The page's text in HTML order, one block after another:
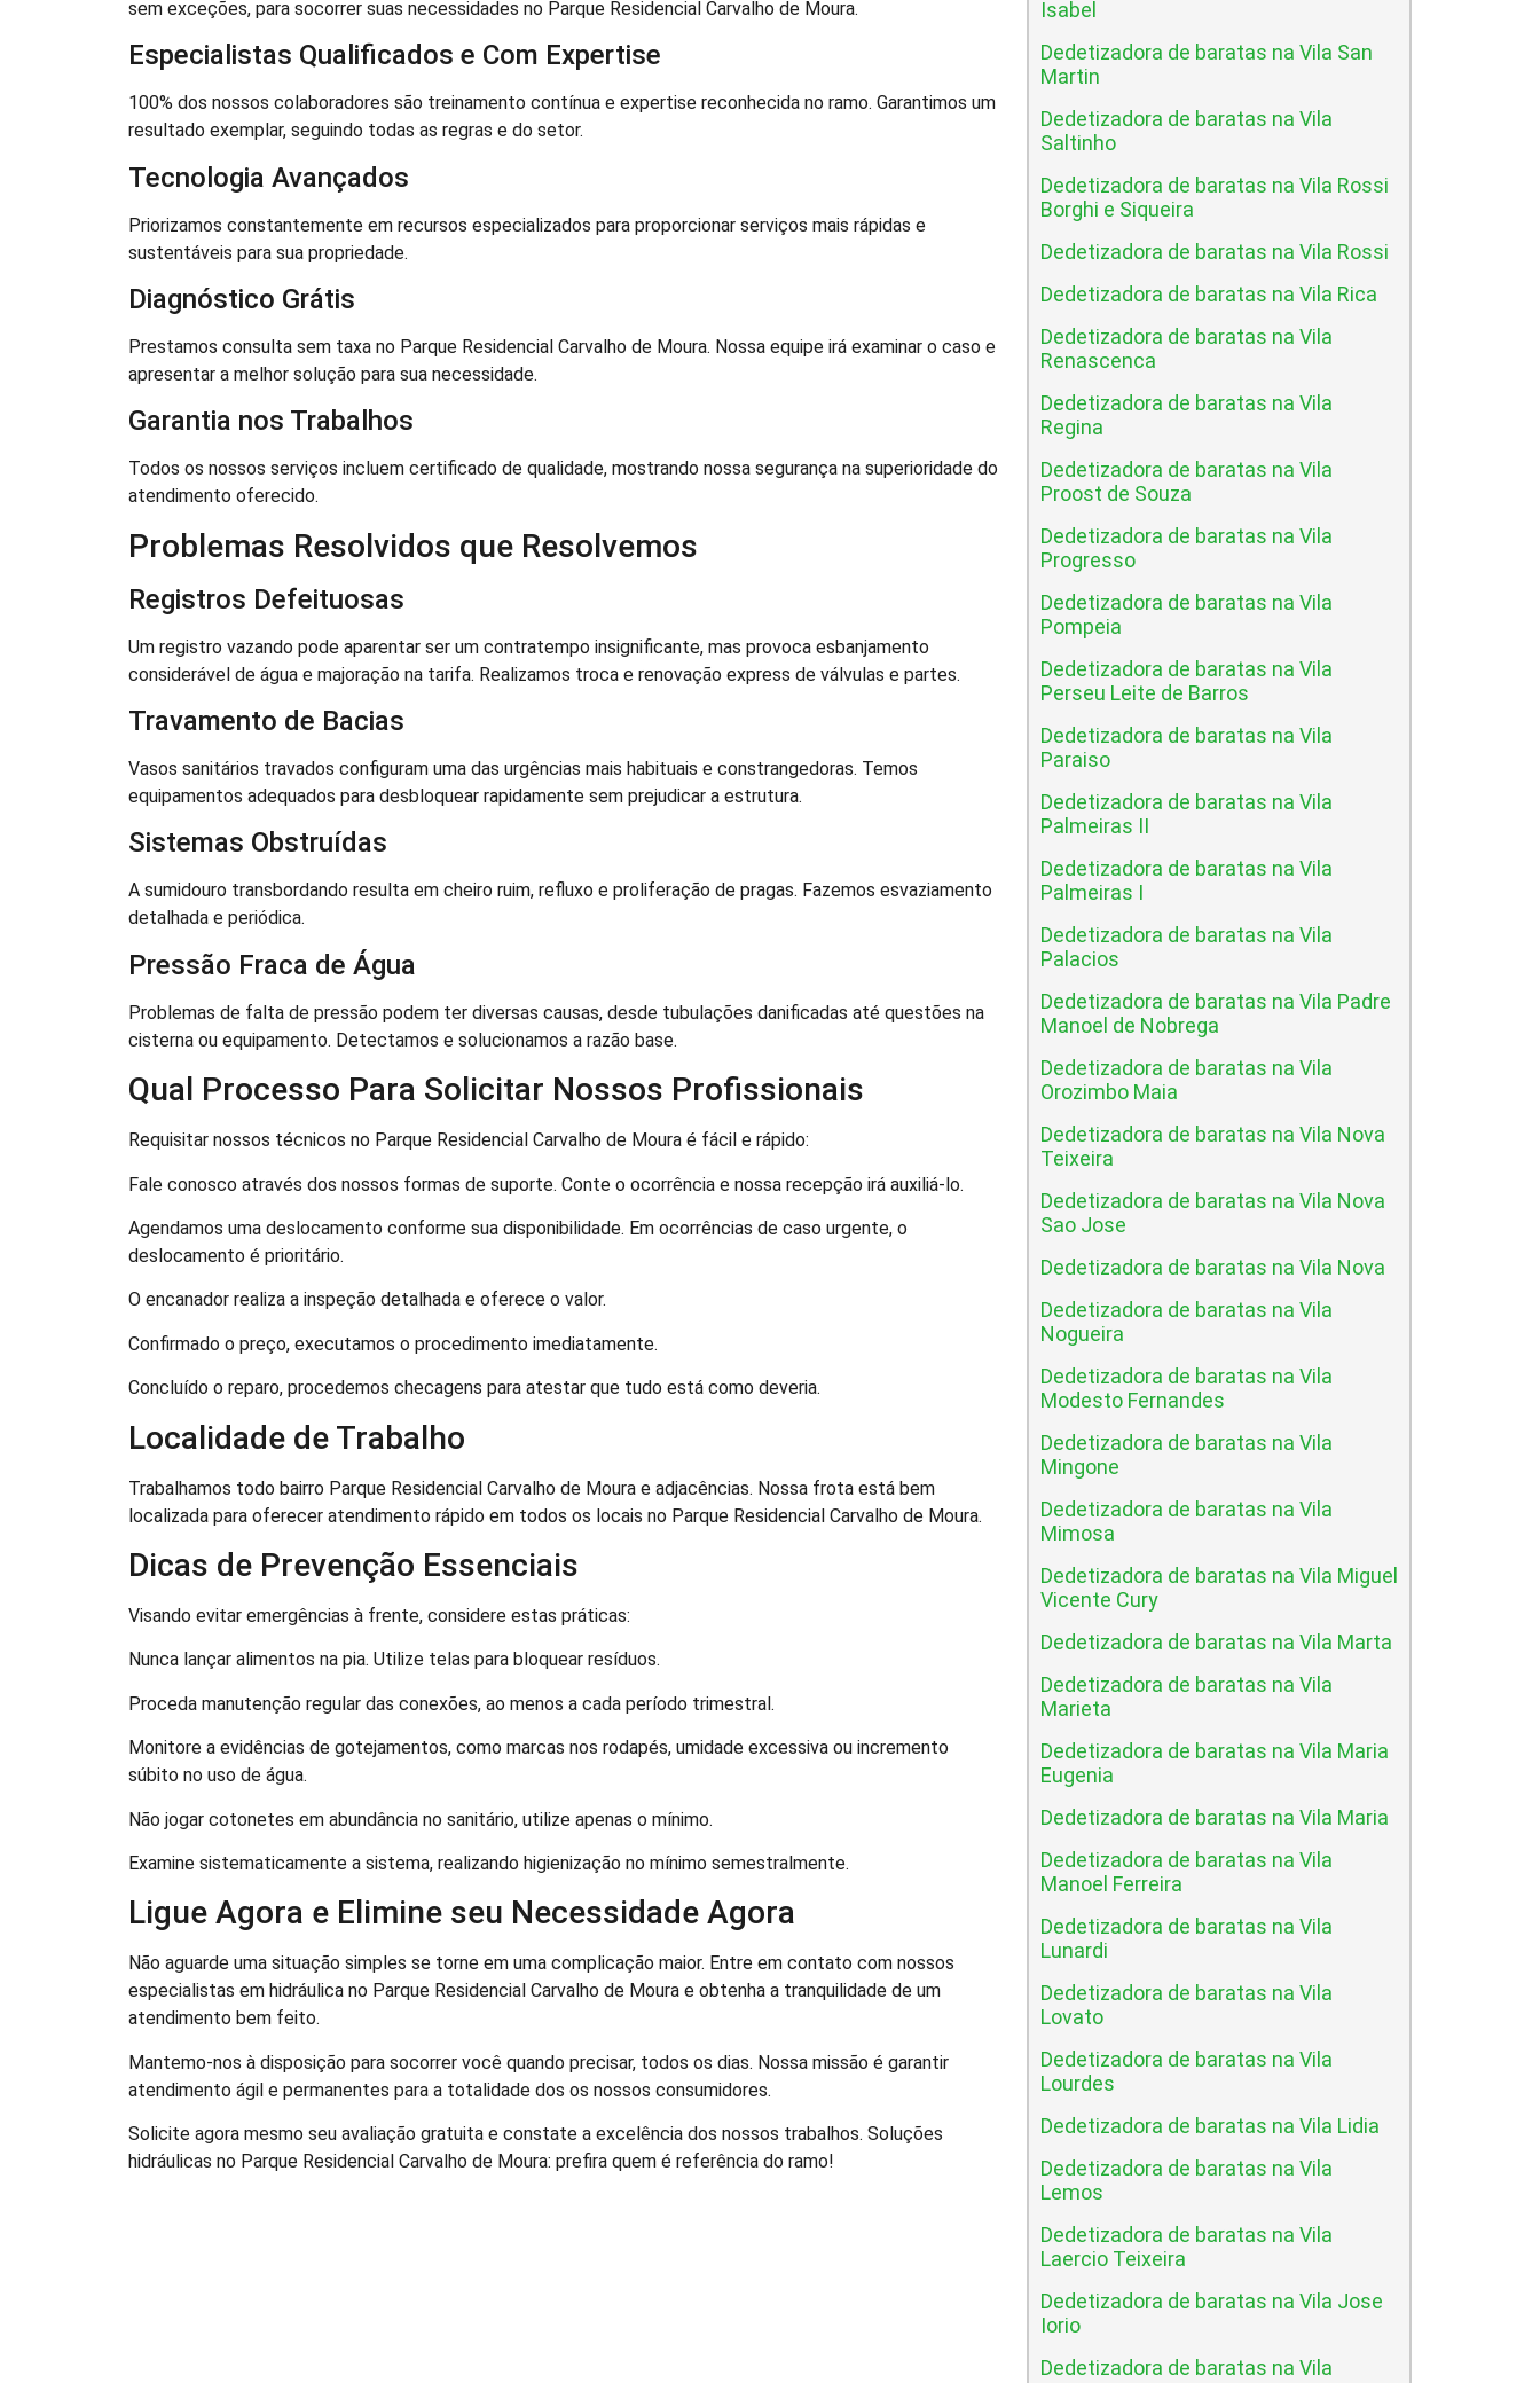
sem exceções, para socorrer suas necessidades no Parque Residencial Carvalho de Moura.
Especialistas Qualificados e Com Expertise
100% dos nossos colaboradores são treinamento contínua e expertise reconhecida no ramo. Garantimos um
resultado exemplar, seguindo todas as regras e do setor.
Tecnologia Avançados
Priorizamos constantemente em recursos especializados para proporcionar serviços mais rápidas e
sustentáveis para sua propriedade.
Diagnóstico Grátis
Prestamos consulta sem taxa no Parque Residencial Carvalho de Moura. Nossa equipe irá examinar o caso e
apresentar a melhor solução para sua necessidade.
Garantia nos Trabalhos
Todos os nossos serviços incluem certificado de qualidade, mostrando nossa segurança na superioridade do
atendimento oferecido.
Problemas Resolvidos que Resolvemos
Registros Defeituosas
Um registro vazando pode aparentar ser um contratempo insignificante, mas provoca esbanjamento
considerável de água e majoração na tarifa. Realizamos troca e renovação express de válvulas e partes.
Travamento de Bacias
Vasos sanitários travados configuram uma das urgências mais habituais e constrangedoras. Temos
equipamentos adequados para desbloquear rapidamente sem prejudicar a estrutura.
Sistemas Obstruídas
A sumidouro transbordando resulta em cheiro ruim, refluxo e proliferação de pragas. Fazemos esvaziamento
detalhada e periódica.
Pressão Fraca de Água
Problemas de falta de pressão podem ter diversas causas, desde tubulações danificadas até questões na
cisterna ou equipamento. Detectamos e solucionamos a razão base.
Qual Processo Para Solicitar Nossos Profissionais
Requisitar nossos técnicos no Parque Residencial Carvalho de Moura é fácil e rápido:
Fale conosco através dos nossos formas de suporte. Conte o ocorrência e nossa recepção irá auxiliá-lo.
Agendamos uma deslocamento conforme sua disponibilidade. Em ocorrências de caso urgente, o
deslocamento é prioritário.
O encanador realiza a inspeção detalhada e oferece o valor.
Confirmado o preço, executamos o procedimento imediatamente.
Concluído o reparo, procedemos checagens para atestar que tudo está como deveria.
Localidade de Trabalho
Trabalhamos todo bairro Parque Residencial Carvalho de Moura e adjacências. Nossa frota está bem
localizada para oferecer atendimento rápido em todos os locais no Parque Residencial Carvalho de Moura.
Dicas de Prevenção Essenciais
Visando evitar emergências à frente, considere estas práticas:
Nunca lançar alimentos na pia. Utilize telas para bloquear resíduos.
Proceda manutenção regular das conexões, ao menos a cada período trimestral.
Monitore a evidências de gotejamentos, como marcas nos rodapés, umidade excessiva ou incremento
súbito no uso de água.
Não jogar cotonetes em abundância no sanitário, utilize apenas o mínimo.
Examine sistematicamente a sistema, realizando higienização no mínimo semestralmente.
Ligue Agora e Elimine seu Necessidade Agora
Não aguarde uma situação simples se torne em uma complicação maior. Entre em contato com nossos
especialistas em hidráulica no Parque Residencial Carvalho de Moura e obtenha a tranquilidade de um
atendimento bem feito.
Mantemo-nos à disposição para socorrer você quando precisar, todos os dias. Nossa missão é garantir
atendimento ágil e permanentes para a totalidade dos os nossos consumidores.
Solicite agora mesmo seu avaliação gratuita e constate a excelência dos nossos trabalhos. Soluções
hidráulicas no Parque Residencial Carvalho de Moura: prefira quem é referência do ramo!
Isabel
Dedetizadora de baratas na Vila San
Martin
Dedetizadora de baratas na Vila
Saltinho
Dedetizadora de baratas na Vila Rossi
Borghi e Siqueira
Dedetizadora de baratas na Vila Rossi
Dedetizadora de baratas na Vila Rica
Dedetizadora de baratas na Vila
Renascenca
Dedetizadora de baratas na Vila
Regina
Dedetizadora de baratas na Vila
Proost de Souza
Dedetizadora de baratas na Vila
Progresso
Dedetizadora de baratas na Vila
Pompeia
Dedetizadora de baratas na Vila
Perseu Leite de Barros
Dedetizadora de baratas na Vila
Paraiso
Dedetizadora de baratas na Vila
Palmeiras II
Dedetizadora de baratas na Vila
Palmeiras I
Dedetizadora de baratas na Vila
Palacios
Dedetizadora de baratas na Vila Padre
Manoel de Nobrega
Dedetizadora de baratas na Vila
Orozimbo Maia
Dedetizadora de baratas na Vila Nova
Teixeira
Dedetizadora de baratas na Vila Nova
Sao Jose
Dedetizadora de baratas na Vila Nova
Dedetizadora de baratas na Vila
Nogueira
Dedetizadora de baratas na Vila
Modesto Fernandes
Dedetizadora de baratas na Vila
Mingone
Dedetizadora de baratas na Vila
Mimosa
Dedetizadora de baratas na Vila Miguel
Vicente Cury
Dedetizadora de baratas na Vila Marta
Dedetizadora de baratas na Vila
Marieta
Dedetizadora de baratas na Vila Maria
Eugenia
Dedetizadora de baratas na Vila Maria
Dedetizadora de baratas na Vila
Manoel Ferreira
Dedetizadora de baratas na Vila
Lunardi
Dedetizadora de baratas na Vila
Lovato
Dedetizadora de baratas na Vila
Lourdes
Dedetizadora de baratas na Vila Lidia
Dedetizadora de baratas na Vila
Lemos
Dedetizadora de baratas na Vila
Laercio Teixeira
Dedetizadora de baratas na Vila Jose
Iorio
Dedetizadora de baratas na Vila